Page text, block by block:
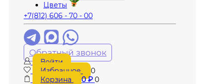
Цветы
+7(812) 606 - 70 - 00
Обратный звонок
Войти
Избранное
0
Корзина
0₽ 0